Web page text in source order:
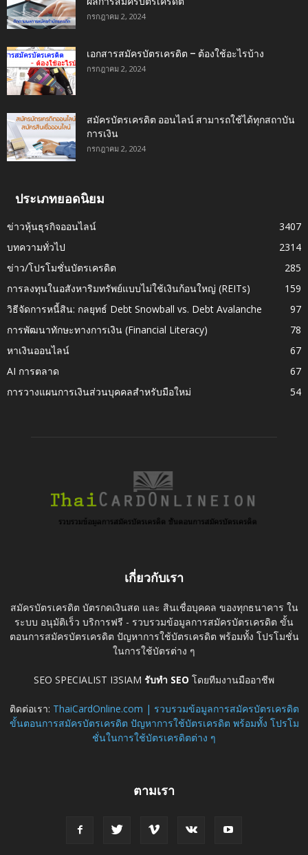
กรกฎาคม 2, 2024
เอกสารสมัครบัตรเครดิต – ต้องใช้อะไรบ้าง
กรกฎาคม 2, 2024
สมัครบัตรเครดิต ออนไลน์ สามารถใช้ได้ทุกสถาบัน
การเงิน
กรกฎาคม 2, 2024
ประเภทยอดนิยม
ข่าวหุ้นธุรกิจออนไลน์
3407
บทความทั่วไป
2314
ข่าว/โปรโมชั่นบัตรเครดิต
285
การลงทุนในอสังหาริมทรัพย์แบบไม่ใช้เงินก้อนใหญ่ (REITs)
159
วิธีจัดการหนี้สิน: กลยุทธ์ Debt Snowball vs. Debt Avalanche
97
การพัฒนาทักษะทางการเงิน (Financial Literacy)
78
หาเงินออนไลน์
67
AI การตลาด
67
การวางแผนการเงินส่วนบุคคลสำหรับมือใหม่
54
เกี่ยวกับเรา
สมัครบัตรเครดิต บัตรกดเงินสด และ สินเชื่อบุคคล ของทุกธนาคาร ใน
ระบบ อนุมัติเร็ว บริการฟรี - รวบรวมข้อมูลการสมัครบัตรเครดิต ขั้น
ตอนการสมัครบัตรเครดิต ปัญหาการใช้บัตรเครดิต พร้อมทั้ง โปรโมชั่น
ในการใช้บัตรต่าง ๆ
SEO SPECIALIST I3SIAM รับทำ SEO โดยทีมงานมืออาชีพ
ติดต่อเรา: ThaiCardOnline.com | รวบรวมข้อมูลการสมัครบัตรเครดิต
ขั้นตอนการสมัครบัตรเครดิต ปัญหาการใช้บัตรเครดิต พร้อมทั้ง โปรโม
ชั่นในการใช้บัตรเครดิตต่าง ๆ
ตามเรา